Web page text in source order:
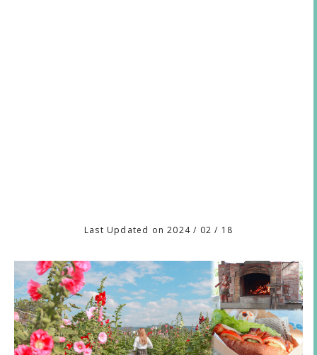
Last Updated on 2024 / 02 / 18